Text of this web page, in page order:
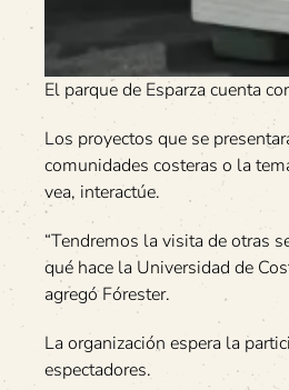
El parque de Esparza cuenta
Los proyectos que se
comunidades costeras o la
vea, interactúe.
“Tendremos la visita de otras
qué hace la Universidad de
agregó Fórester.
La organización espera la
espectadores.